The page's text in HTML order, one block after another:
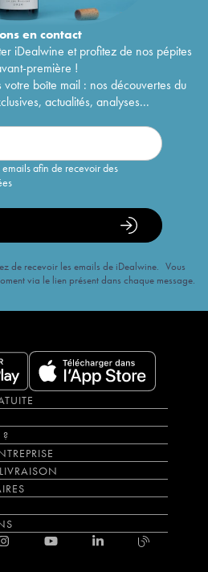
encontact
iDealwine et profitez de nos pépites
première !
boîte mail : nos découvertes du
actualités, analyses...
afin de recevoir des
de recevoir les emails de iDealwine. Vous
via le lien présent dans chaque message.